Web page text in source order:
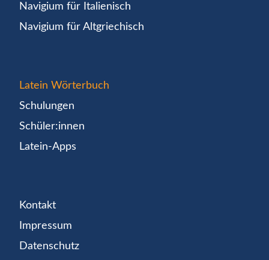
Navigium für Italienisch
Navigium für Altgriechisch
Latein Wörterbuch
Schulungen
Schüler:innen
Latein-Apps
Kontakt
Impressum
Datenschutz